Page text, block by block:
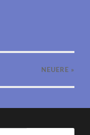
NEUERE »